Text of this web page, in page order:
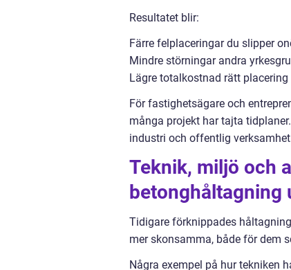
Resultatet blir:
Färre felplaceringar du slipper
Mindre störningar andra
Lägre totalkostnad rätt
För fastighetsägare och
många projekt har tajta
industri och offentlig
Teknik, miljö och
betonghåltagning
Tidigare förknippades
mer skonsamma, både för dem
Några exempel på hur tekniken